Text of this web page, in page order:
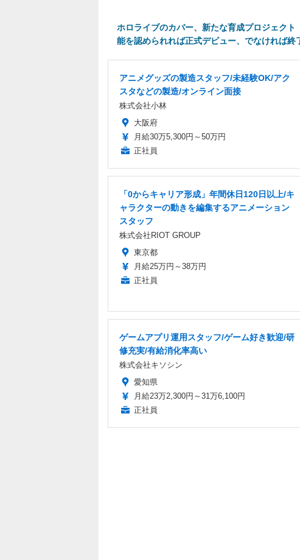
ホロライブのカバー、新たな育成プロジェク
能を認められれば正式デビュー、でなければ終
アニメグッズの製造スタッフ/未経験OK/アク
スタなどの製造/オンライン面接
株式会社小林
大阪府
月給30万5,300円～50万円
正社員
「0からキャリア形成」年間休日120日以上/キ
ャラクターの動きを編集するアニメーション
スタッフ
株式会社RIOT GROUP
東京都
月給25万円～38万円
正社員
ゲームアプリ運用スタッフ/ゲーム好き歓迎/研
修充実/有給消化率高い
株式会社キソシン
愛知県
月給23万2,300円～31万6,100円
正社員